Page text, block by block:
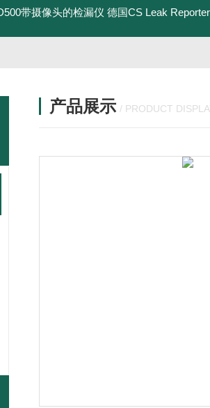
带摄像头的检漏仪 德国CS Leak
产品展示 / PRODUCT